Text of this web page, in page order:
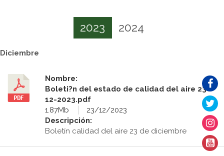
2023 2024
Diciembre
Nombre:
Boleti?n del estado de calidad del aire 23-
12-2023.pdf
1.87Mb
23/12/2023
Descripción:
Boletín calidad del aire 23 de diciembre